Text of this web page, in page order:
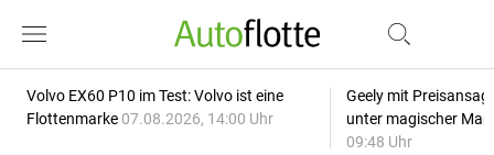
Volvo EX60 P10 im Test: Volvo ist eine
Flottenmarke 07.08.2026, 14:00 Uhr
Geely mit
unter magischer
09:48 Uhr